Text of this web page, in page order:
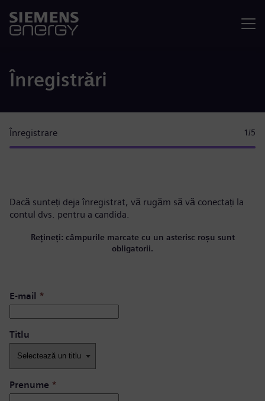
Înregistrări
Înregistrare 1 /5
Dacă sunteți deja înregistrat, vă rugăm să vă conectați la
contul dvs. pentru a candida.
Rețineți: câmpurile marcate cu un asterisc roșu sunt
obligatorii.
E-mail *
Titlu
Prenume *